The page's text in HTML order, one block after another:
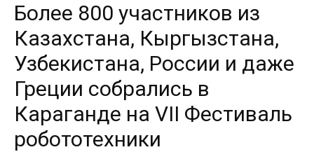
Более 800 участников из
Казахстана, Кыргызстана,
Узбекистана, России и даже
Греции собрались в
Караганде на VII Фестиваль
робототехники